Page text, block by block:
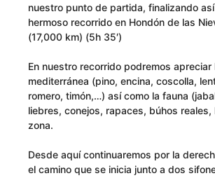
nuestro punto de partida, finalizando
hermoso recorrido en Hondón de las
(17,000 km) (5h 35′)
En nuestro recorrido podremos apreciar
mediterránea (pino, encina, coscolla,
romero, timón,…) así como la fauna
liebres, conejos, rapaces, búhos
zona.
Desde aquí continuaremos por la
el camino que se inicia junto a dos